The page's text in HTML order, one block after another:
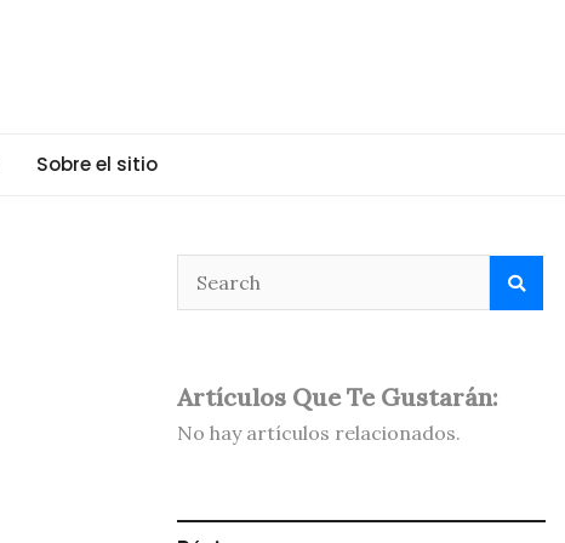
Sobre el sitio
Artículos Que Te Gustarán:
No hay artículos relacionados.